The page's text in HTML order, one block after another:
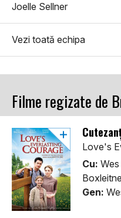
Joelle Sellner
Vezi toată echipa
Filme regizate de
Love's
Cu:
Gen: